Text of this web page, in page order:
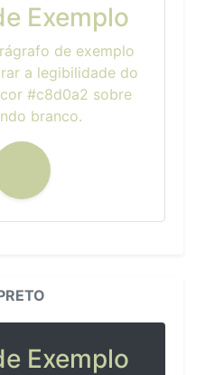
Exemplo
de exemplo
a legibilidade do
#c8d0a2 sobre
branco.
Exemplo